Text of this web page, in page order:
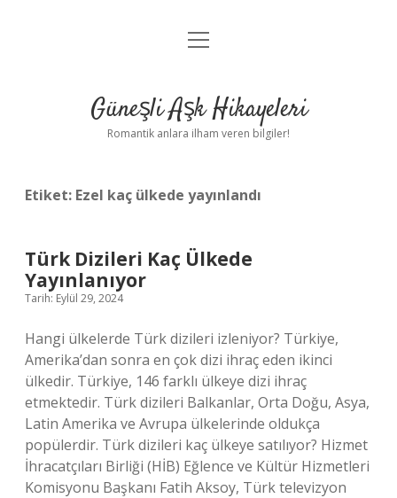
Anasayfa
Yasal Uyarı
menüyü
Güneşli Aşk Hikayeleri
Romantik anlara ilham veren bilgiler!
Etiket: Ezel kaç ülkede yayınlandı
Türk Dizileri Kaç Ülkede
Yayınlanıyor
Tarih: Eylül 29, 2024
Hangi ülkelerde Türk dizileri izleniyor? Türkiye,
Amerika’dan sonra en çok dizi ihraç eden ikinci
ülkedir. Türkiye, 146 farklı ülkeye dizi ihraç
etmektedir. Türk dizileri Balkanlar, Orta Doğu, Asya,
Latin Amerika ve Avrupa ülkelerinde oldukça
popülerdir. Türk dizileri kaç ülkeye satılıyor? Hizmet
İhracatçıları Birliği (HİB) Eğlence ve Kültür Hizmetleri
Komisyonu Başkanı Fatih Aksoy, Türk televizyon